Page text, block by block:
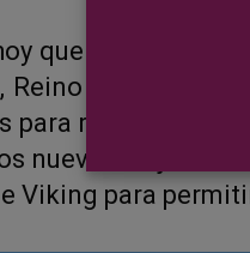
que 14 nuevos
Unido,
para reservas. Con
nuevos viajes
Viking para